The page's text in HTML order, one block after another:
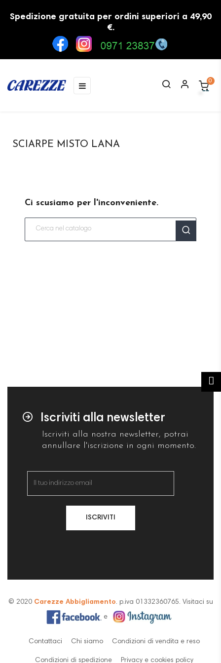
Spedizione gratuita per ordini superiori a 49,90
€.
navigazione
Toggle
☰ 0
SCIARPE MISTO LANA
Ci scusiamo per l'inconveniente.
Iscriviti alla newsletter
Iscriviti alla nostra newsletter, potrai
annullare l'iscrizione in ogni momento.
ISCRIVITI
© 2020 Carezze Abbigliamento. p.iva 01332360765. Visitaci su
e
Contattaci Chi siamo Condizioni di vendita e reso
Condizioni di spedizione Privacy e cookies policy